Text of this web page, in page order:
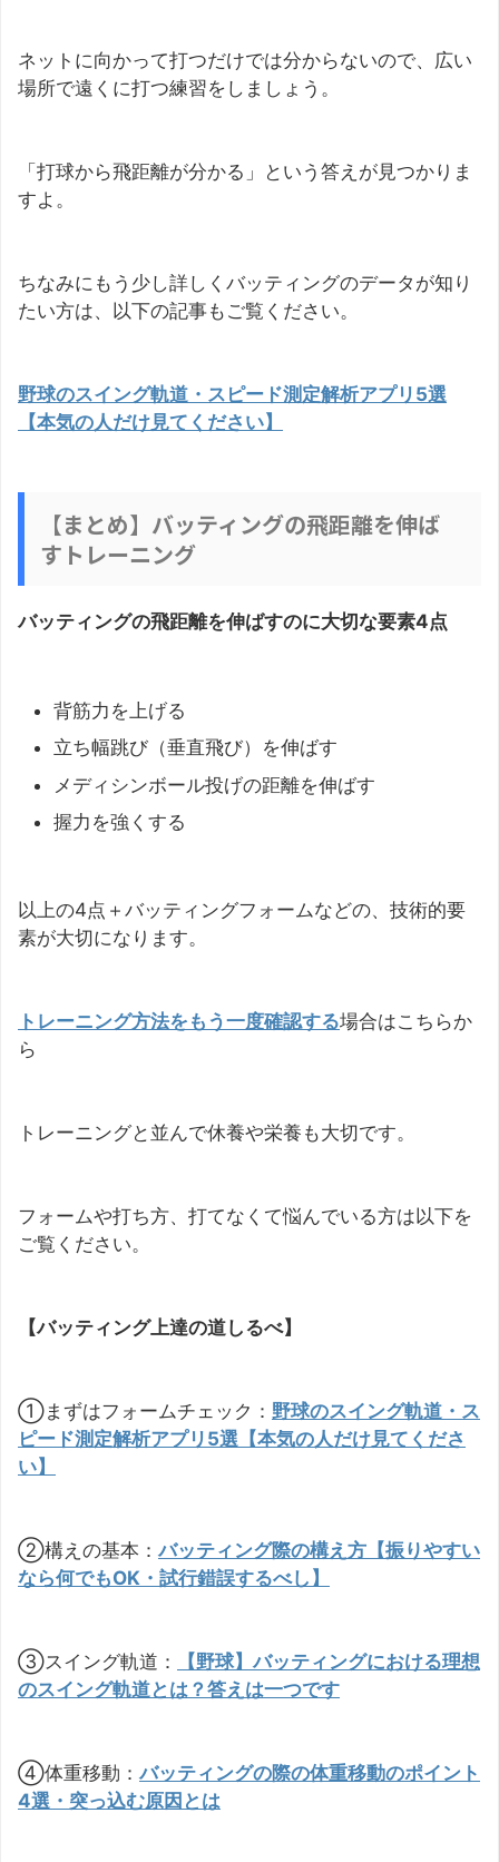
ネットに向かって打つだけでは分からないので、広い
場所で遠くに打つ練習をしましょう。
「打球から飛距離が分かる」という答えが見つかりま
すよ。
ちなみにもう少し詳しくバッティングのデータが知り
たい方は、以下の記事もご覧ください。
野球のスイング軌道・スピード測定解析アプリ5選
【本気の人だけ見てください】
【まとめ】バッティングの飛距離を伸ば
すトレーニング
バッティングの飛距離を伸ばすのに大切な要素4点
背筋力を上げる
立ち幅跳び（垂直飛び）を伸ばす
メディシンボール投げの距離を伸ばす
握力を強くする
以上の4点＋バッティングフォームなどの、技術的要
素が大切になります。
トレーニング方法をもう一度確認する場合はこちらか
ら
トレーニングと並んで休養や栄養も大切です。
フォームや打ち方、打てなくて悩んでいる方は以下を
ご覧ください。
【バッティング上達の道しるべ】
①まずはフォームチェック： 野球のスイング軌道・ス
ピード測定解析アプリ5選【本気の人だけ見てくださ
い】
②構えの基本：バッティング際の構え方【振りやすい
なら何でもOK・試行錯誤するべし】
③スイング軌道：
【野球】バッティングにおける理想
のスイング軌道とは？答えは一つです
④体重移動：バッティングの際の体重移動のポイント
4選・突っ込む原因とは